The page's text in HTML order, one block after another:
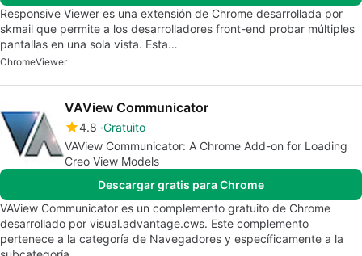
Responsive Viewer es una extensión de Chrome desarrollada por
skmail que permite a los desarrolladores front-end probar múltiples
pantallas en una sola vista. Esta…
ChromeViewer
VAView Communicator
4.8 Gratuito
VAView Communicator: A Chrome Add-on for Loading
Creo View Models
Descargar gratis para Chrome
VAView Communicator es un complemento gratuito de Chrome
desarrollado por visual.advantage.cws. Este complemento
pertenece a la categoría de Navegadores y específicamente a la